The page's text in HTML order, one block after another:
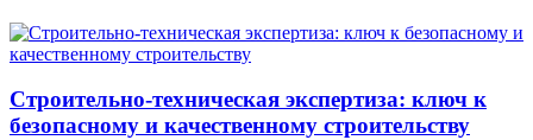
Строительно‑техническая экспертиза: ключ к
безопасному и качественному строительству